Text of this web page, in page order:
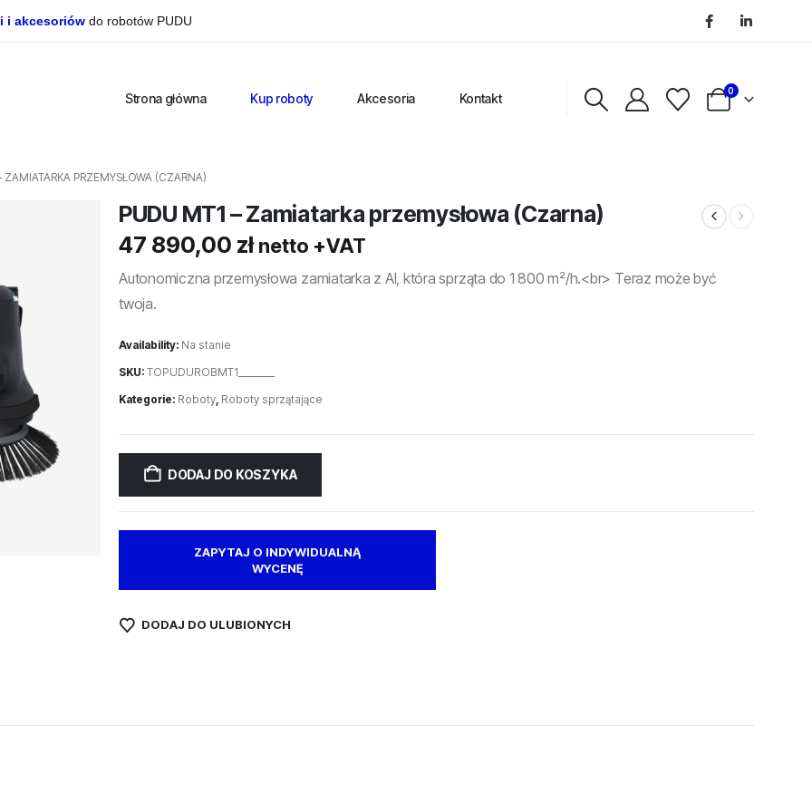
i akcesoriów do robotów PUDU
Strona główna Kup roboty Akcesoria Kontakt
0
ZAMIATARKA PRZEMYSŁOWA (CZARNA)
PUDU MT1 – Zamiatarka przemysłowa (Czarna)
47 890,00 zł netto +VAT
Autonomiczna przemysłowa zamiatarka z AI, która sprząta do 1 800 m²/h.<br> Teraz może być
twoja.
Availability: Na stanie
SKU: TOPUDUROBMT1________
Kategorie: Roboty, Roboty sprzątające
DODAJ DO KOSZYKA
ZAPYTAJ O INDYWIDUALNĄ
WYCENĘ
DODAJ DO ULUBIONYCH